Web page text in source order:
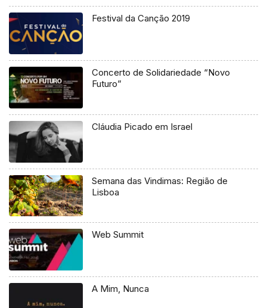
Festival da Canção 2019
Concerto de Solidariedade “Novo
Futuro”
Cláudia Picado em Israel
Semana das Vindimas: Região de
Lisboa
Web Summit
A Mim, Nunca